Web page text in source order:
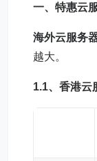
一、特惠云
海外云服务
越大。
1.1、 香港云